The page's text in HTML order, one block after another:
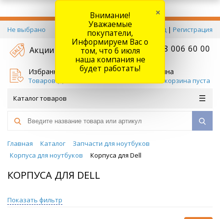
Не выбрано Вход | Регистрация
Акции +7 778 006 60 00
Избранное
Товаров (
Корзина
Ваша корзина пуста
Каталог товаров
Главная Каталог
Запчасти для ноутбуков
Корпуса для ноутбуков
Корпуса для Dell
КОРПУСА ДЛЯ DELL
Показать фильтр
Внимание!
Уважаемые
покупатели,
Информируем Вас о
том, что 6 июля
наша компания не
будет работать!
×